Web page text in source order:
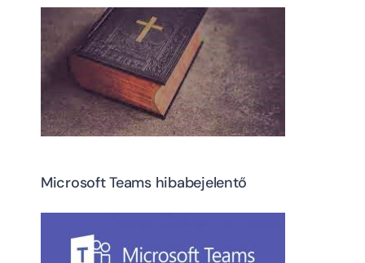
Microsoft Teams hibabejelentő